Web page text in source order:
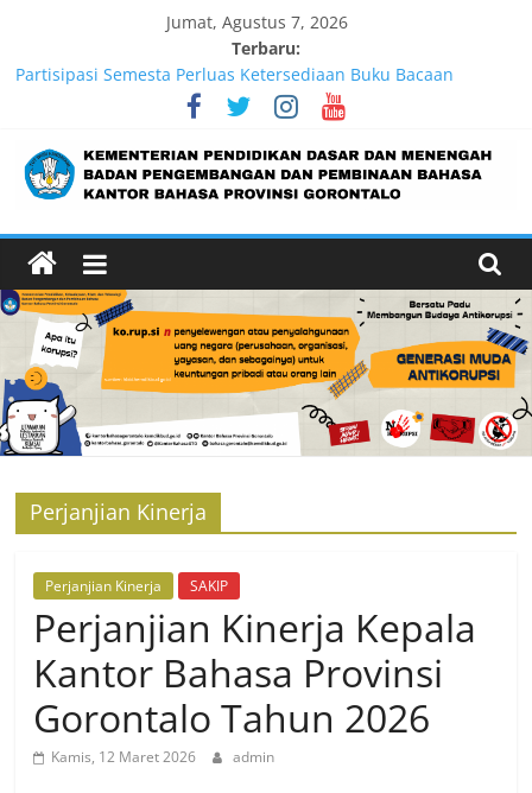
Jumat, Agustus 7, 2026
Terbaru:
Partisipasi Semesta Perluas Ketersediaan Buku Bacaan
Bermutu, Perkuat Literasi Anak Indonesia
Lebih dari 5,5 Juta Buku Bacaan Bermutu Dikirim untuk
Perkuat Literasi Anak Indonesia
Pengukuran Kinerja Triwulan II 2026
Pengukuran Kinerja Triwulan I Tahun 2026
Rencana Aksi Kantor Bahasa Provinsi Gorontalo 2026
Perjanjian Kinerja
Perjanjian Kinerja SAKIP
Perjanjian Kinerja Kepala
Kantor Bahasa Provinsi
Gorontalo Tahun 2026
Kamis, 12 Maret 2026 admin